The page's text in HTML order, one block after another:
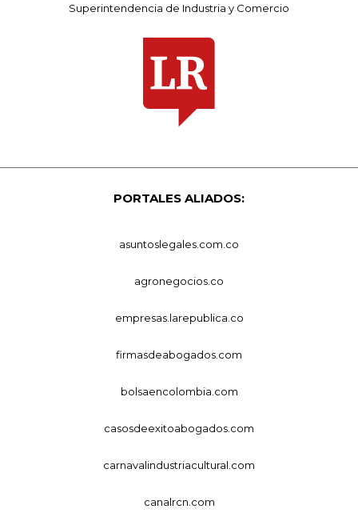
Superintendencia de Industria y Comercio
PORTALES ALIADOS:
asuntoslegales.com.co
agronegocios.co
empresas.larepublica.co
firmasdeabogados.com
bolsaencolombia.com
casosdeexitoabogados.com
carnavalindustriacultural.com
canalrcn.com